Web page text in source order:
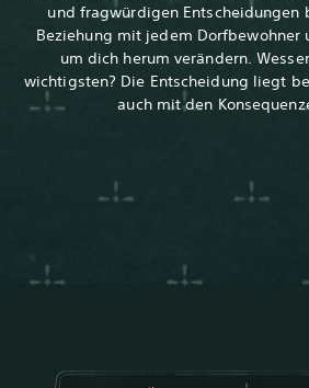
und fragwürdigen Entscheidungen
Beziehung mit jedem Dorfbewohner
um dich herum verändern.
wichtigsten? Die Entscheidung liegt
auch mit den